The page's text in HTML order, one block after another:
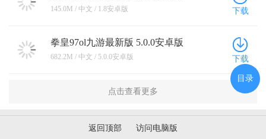
Off Here) 1.8安卓版
145.0M / 中文 / 1.8安卓版 下载
拳皇97ol九游最新版 5.0.0安卓版
682.2M / 中文 / 5.0.0安卓版 下载
点击查看更多
返回顶部 访问电脑版
目录